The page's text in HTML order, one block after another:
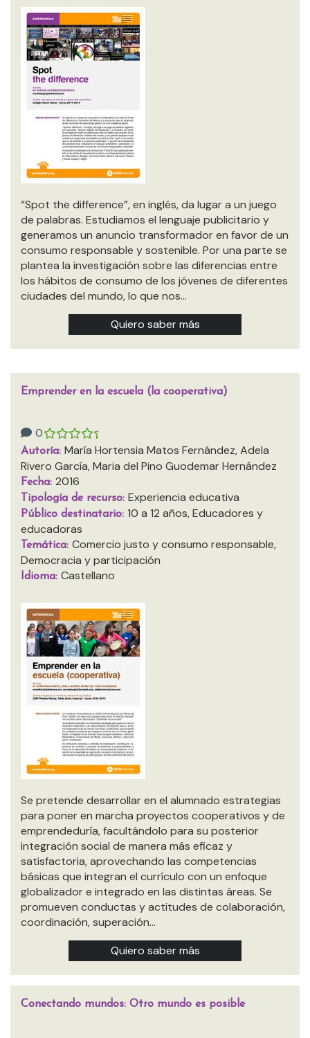
“Spot the difference”, en inglés, da lugar a un juego
de palabras. Estudiamos el lenguaje publicitario y
generamos un anuncio transformador en favor de un
consumo responsable y sostenible. Por una parte se
plantea la investigación sobre las diferencias entre
los hábitos de consumo de los jóvenes de diferentes
ciudades del mundo, lo que nos…
Quiero saber más
Emprender en la escuela (la cooperativa)
0
Autoría: María Hortensia Matos Fernández, Adela
Rivero García, Maria del Pino Guodemar Hernández
Fecha: 2016
Tipología de recurso: Experiencia educativa
Público destinatario: 10 a 12 años, Educadores y
educadoras
Temática: Comercio justo y consumo responsable,
Democracia y participación
Idioma: Castellano
Se pretende desarrollar en el alumnado estrategias
para poner en marcha proyectos cooperativos y de
emprendeduría, facultándolo para su posterior
integración social de manera más eficaz y
satisfactoria, aprovechando las competencias
básicas que integran el currículo con un enfoque
globalizador e integrado en las distintas áreas. Se
promueven conductas y actitudes de colaboración,
coordinación, superación…
Quiero saber más
Conectando mundos: Otro mundo es posible